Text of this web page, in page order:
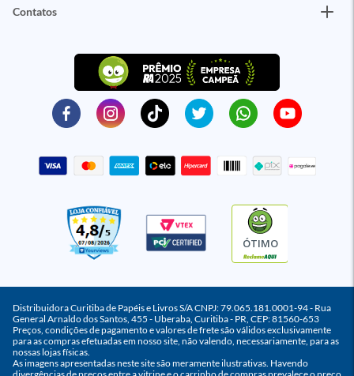
Contatos
ÓTIMO
Distribuidora Curitiba de Papéis e Livros S/A CNPJ: 79.065.181.0001-94 - Rua
General Arnaldo dos Santos, 455 - Uberaba, Curitiba - PR, CEP: 81560-653
Preços, condições de pagamento e valores de frete são válidos exclusivamente
para as compras efetuadas em nosso site, não valendo, necessariamente, para as
nossas lojas físicas.
As imagens apresentadas neste site são meramente ilustrativas. Havendo